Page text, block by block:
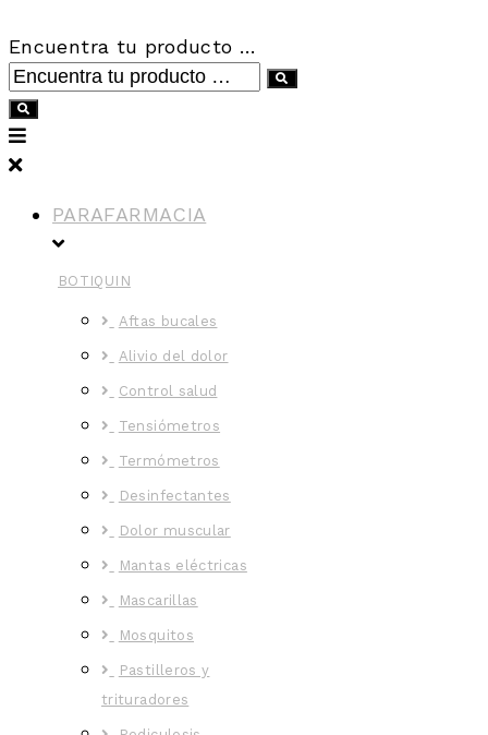
Encuentra tu producto …
PARAFARMACIA
BOTIQUIN
Aftas bucales
Alivio del dolor
Control salud
Tensiómetros
Termómetros
Desinfectantes
Dolor muscular
Mantas eléctricas
Mascarillas
Mosquitos
Pastilleros y
trituradores